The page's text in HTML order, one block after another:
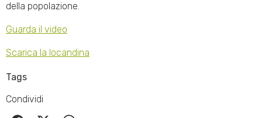
della popolazione.
Guarda il video
Scarica la locandina
Tags
Condividi